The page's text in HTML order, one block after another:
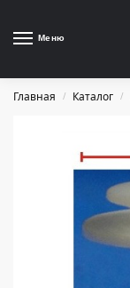
Меню
Главная / Каталог /